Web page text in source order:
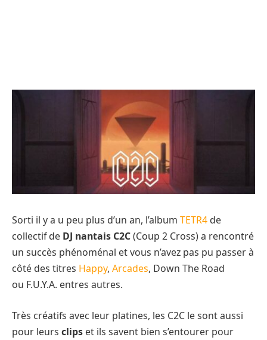
Sorti il y a u peu plus d’un an, l’album TETR4 de
collectif de DJ nantais C2C(Coup 2 Cross) a rencontré
un succès phénoménal et vous n’avez pas pu passer à
côté des titres Happy, Arcades, Down The Road
ou F.U.Y.A. entres autres.
Très créatifs avec leur platines, les C2C le sont aussi
pour leurs clips et ils savent bien s’entourer pour